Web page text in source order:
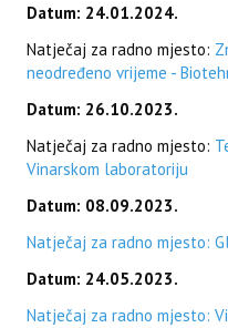
Datum: 24.01.2024.
Natječaj za radno mjesto:
neodređeno vrijeme -
Datum: 26.10.2023.
Natječaj za radno mjesto:
Vinarskom laboratoriju
Datum: 08.09.2023.
Natječaj za radno mjesto:
Datum: 24.05.2023.
Natječaj za radno mjesto: